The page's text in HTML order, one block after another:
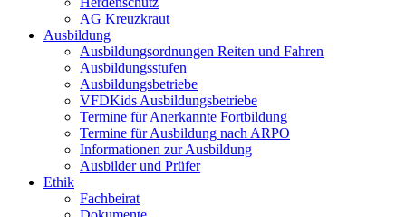
AG Kreuzkraut
Ausbildung
Ausbildungsordnungen Reiten und Fahren
Ausbildungsstufen
Ausbildungsbetriebe
VFDKids Ausbildungsbetriebe
Termine für Anerkannte Fortbildung
Termine für Ausbildung nach ARPO
Informationen zur Ausbildung
Ausbilder und Prüfer
Ethik
Fachbeirat